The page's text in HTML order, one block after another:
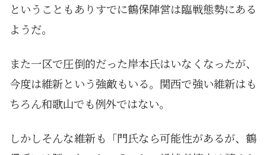
ということもありすでに鶴保陣営は臨戦態勢にある
ようだ。
また一区で圧倒的だった岸本氏はいなくなったが、
今度は維新という強敵もいる。関西で強い維新はも
ちろん和歌山でも例外ではない。
しかしそんな維新も「門氏なら可能性があるが、鶴